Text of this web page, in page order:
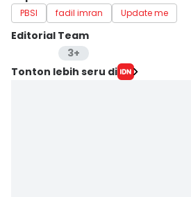
PBSI fadil imran Update me
Editorial Team
3+
Editor
Tonton lebih seru di